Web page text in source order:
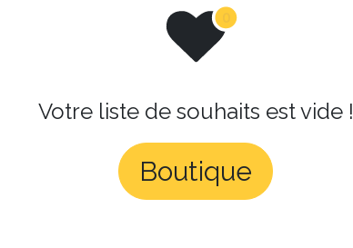
Votre liste de souhaits est vide !
Boutique